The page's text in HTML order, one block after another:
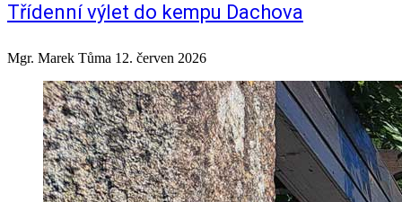
Třídenní výlet do kempu Dachova
Mgr. Marek Tůma 12. červen 2026